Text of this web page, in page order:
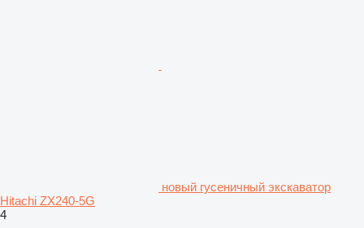
новый гусеничный экскаватор
Hitachi ZX240-5G
4